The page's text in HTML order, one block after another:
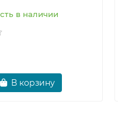
в наличии
В корзину